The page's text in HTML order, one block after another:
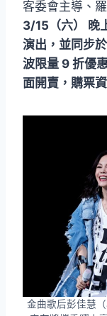
客委會主導、
3/15（六） 晚
演出，並同步
波限量 9 折優
面開賣，購票
金曲歌后彭佳慧